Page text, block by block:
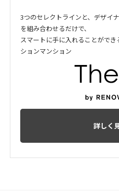
3つのセレクトラインと、デザイ
を組み合わせるだけで、
スマートに手に入れることがで
ションマンション
詳しく